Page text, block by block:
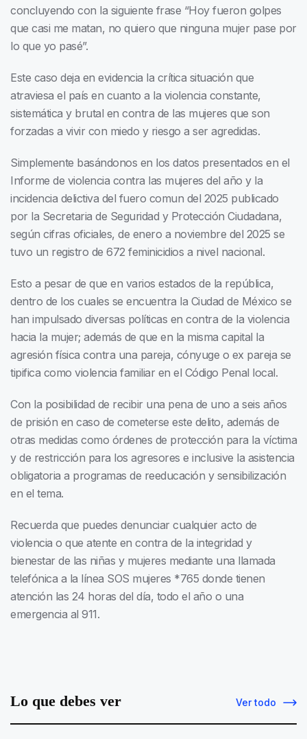
concluyendo con la siguiente frase “Hoy fueron golpes
que casi me matan, no quiero que ninguna mujer pase por
lo que yo pasé”.
Este caso deja en evidencia la crítica situación que
atraviesa el país en cuanto a la violencia constante,
sistemática y brutal en contra de las mujeres que son
forzadas a vivir con miedo y riesgo a ser agredidas.
Simplemente basándonos en los datos presentados en el
Informe de violencia contra las mujeres del año y la
incidencia delictiva del fuero comun del 2025 publicado
por la Secretaria de Seguridad y Protección Ciudadana,
según cifras oficiales, de enero a noviembre del 2025 se
tuvo un registro de 672 feminicidios a nivel nacional.
Esto a pesar de que en varios estados de la república,
dentro de los cuales se encuentra la Ciudad de México se
han impulsado diversas políticas en contra de la violencia
hacia la mujer; además de que en la misma capital la
agresión física contra una pareja, cónyuge o ex pareja se
tipifica como violencia familiar en el Código Penal local.
Con la posibilidad de recibir una pena de uno a seis años
de prisión en caso de cometerse este delito, además de
otras medidas como órdenes de protección para la víctima
y de restricción para los agresores e inclusive la asistencia
obligatoria a programas de reeducación y sensibilización
en el tema.
Recuerda que puedes denunciar cualquier acto de
violencia o que atente en contra de la integridad y
bienestar de las niñas y mujeres mediante una llamada
telefónica a la línea SOS mujeres *765 donde tienen
atención las 24 horas del día, todo el año o una
emergencia al 911.
Lo que debes ver Ver todo